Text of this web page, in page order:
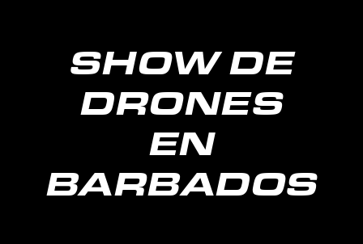
barbados
SHOW DE
DRONES
EN
BARBADOS